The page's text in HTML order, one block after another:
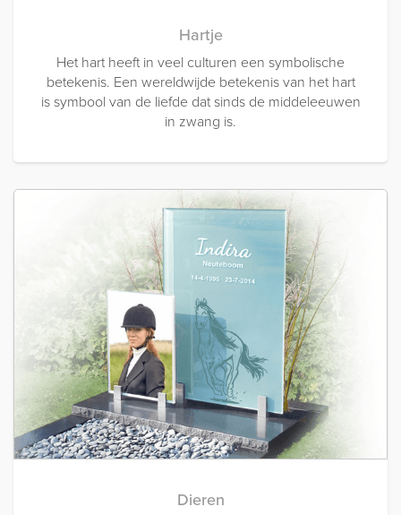
Hartje
Het hart heeft in veel culturen een symbolische
betekenis. Een wereldwijde betekenis van het hart
is symbool van de liefde dat sinds de middeleeuwen
in zwang is.
Dieren